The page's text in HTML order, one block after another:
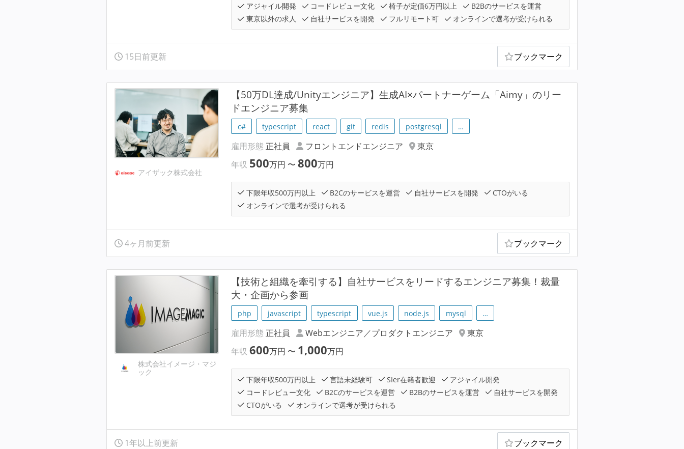
アジャイル開発
コードレビュー文化 椅子が定価6万円以上
B2Bのサービスを運営
東京以外の求人
自社サービスを開発 フルリモート可 オンラインで選考が受けられる
15日前更新 ブックマーク
アイザック株式会社
【50万DL達成/Unityエンジニア】生成AI×パートナーゲーム「Aimy」のリー
ドエンジニア募集
c# typescript react git redis postgresql …
雇用形態 正社員 フロントエンドエンジニア
東京
年収 500万円 〜800万円
下限年収500万円以上 B2Cのサービスを運営 自社サービスを開発
CTOがいる
オンラインで選考が受けられる
4ヶ月前更新 ブックマーク
株式会社イメージ・マジ
ック
【技術と組織を牽引する】自社サービスをリードするエンジニア募集！裁量
大・企画から参画
php javascript typescript vue.js node.js mysql …
雇用形態 正社員 Webエンジニア／プロダクトエンジニア
東京
年収600万円 〜 1,000万円
下限年収500万円以上 言語未経験可 SIer在籍者歓迎
アジャイル開発
コードレビュー文化
B2Cのサービスを運営 B2Bのサービスを運営
自社サービスを開発
CTOがいる
オンラインで選考が受けられる
1年以上前更新 ブックマーク